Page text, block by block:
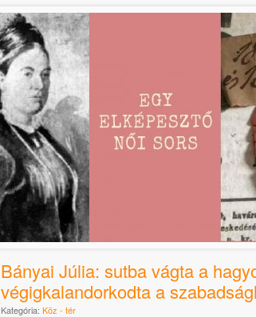
Bányai Júlia: sutba vágta a
végigkalandorkodta a
Kategória: Köz - tér